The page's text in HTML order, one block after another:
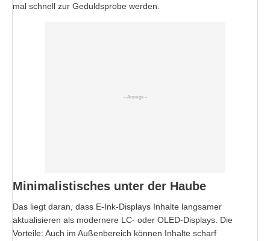
mal schnell zur Geduldsprobe werden.
Minimalistisches unter der Haube
Das liegt daran, dass E-Ink-Displays Inhalte langsamer
aktualisieren als modernere LC- oder OLED-Displays. Die
Vorteile: Auch im Außenbereich können Inhalte scharf